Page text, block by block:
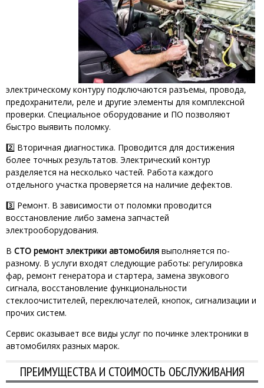
электрическому контуру подключаются разъемы, провода,
предохранители, реле и другие элементы для комплексной
проверки. Специальное оборудование и ПО позволяют
быстро выявить поломку.
2️⃣ Вторичная диагностика. Проводится для достижения
более точных результатов. Электрический контур
разделяется на несколько частей. Работа каждого
отдельного участка проверяется на наличие дефектов.
3️⃣ Ремонт. В зависимости от поломки проводится
восстановление либо замена запчастей
электрооборудования.
В СТО ремонт электрики автомобиля выполняется по-
разному. В услуги входят следующие работы: регулировка
фар, ремонт генератора и стартера, замена звукового
сигнала, восстановление функциональности
стеклоочистителей, переключателей, кнопок, сигнализации и
прочих систем.
Сервис оказывает все виды услуг по починке электроники в
автомобилях разных марок.
ПРЕИМУЩЕСТВА И СТОИМОСТЬ ОБСЛУЖИВАНИЯ